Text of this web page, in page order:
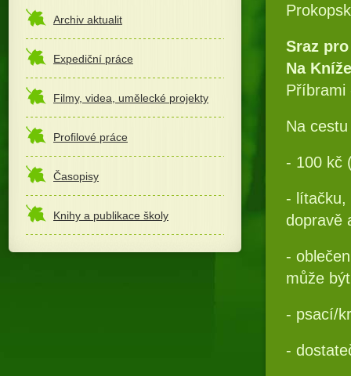
Archiv aktualit
Expediční práce
Filmy, videa, umělecké projekty
Profilové práce
Časopisy
Knihy a publikace školy
Sraz
Na
Příbrami
Na
- 100 kč
- lítačku,
dopravě
-
může
- psací/
-